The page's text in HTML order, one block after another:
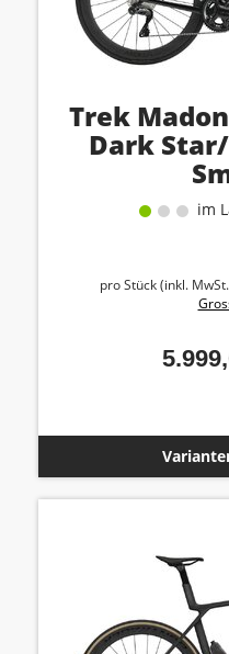
Trek
Dark
im
pro Stück (inkl.